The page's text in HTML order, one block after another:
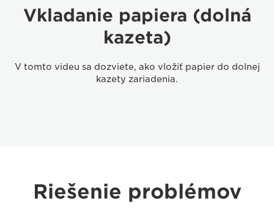
Vkladanie papiera (dolná
kazeta)
V tomto videu sa dozviete, ako vložiť papier do dolnej
kazety zariadenia.
Riešenie problémov